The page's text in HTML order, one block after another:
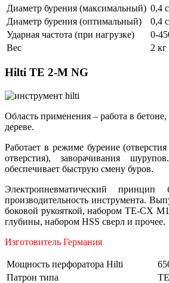
Диаметр бурения (максимальный) 0,4
Диаметр бурения (оптимальный)
0,4
Ударная частота (при нагрузке)
0-
Вес
2 кг
Hilti ТЕ 2-M NG
Область применения – работа в
дереве.
Работает в режиме бурение
отверстия), заворачивания
обеспечивает быструю смену буров.
Электропневматический принцип
производительность инструмента.
боковой рукояткой, набором TE-CX
глубины, набором HSS сверл и прочее.
Изготовитель Германия
Мощность перфоратора Hilti
Патрон типа